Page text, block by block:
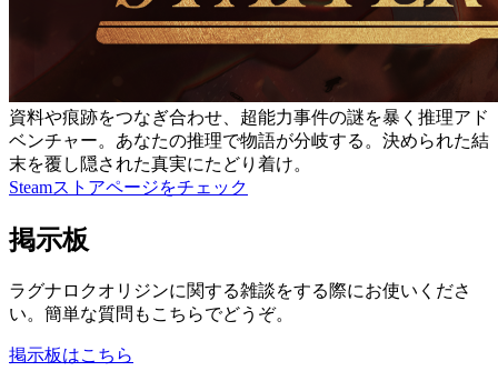
資料や痕跡をつなぎ合わせ、超能力事件の謎を暴く推理アド
ベンチャー。あなたの推理で物語が分岐する。決められた結
末を覆し隠された真実にたどり着け。
Steamストアページをチェック
掲示板
ラグナロクオリジンに関する雑談をする際にお使いくださ
い。簡単な質問もこちらでどうぞ。
掲示板はこちら